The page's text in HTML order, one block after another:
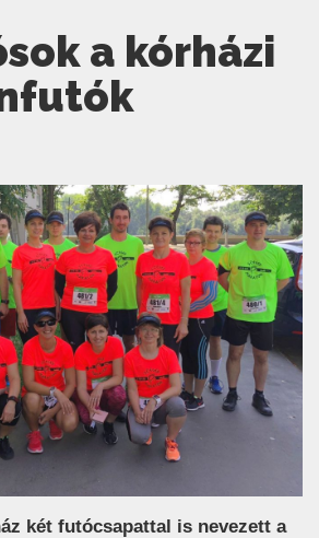
a kórházi
két futócsapattal is nevezett a